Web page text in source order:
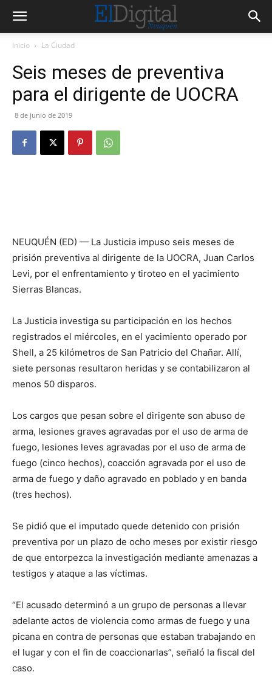
Inicio La Ciudad
Seis meses de preventiva
para el dirigente de UOCRA
8 de junio de 2019
NEUQUÉN (ED) — La Justicia impuso seis meses de
prisión preventiva al dirigente de la UOCRA, Juan Carlos
Levi, por el enfrentamiento y tiroteo en el yacimiento
Sierras Blancas.
La Justicia investiga su participación en los hechos
registrados el miércoles, en el yacimiento operado por
Shell, a 25 kilómetros de San Patricio del Chañar. Allí,
siete personas resultaron heridas y se contabilizaron al
menos 50 disparos.
Los cargos que pesan sobre el dirigente son abuso de
arma, lesiones graves agravadas por el uso de arma de
fuego, lesiones leves agravadas por el uso de arma de
fuego (cinco hechos), coacción agravada por el uso de
arma de fuego y daño agravado en poblado y en banda
(tres hechos).
Se pidió que el imputado quede detenido con prisión
preventiva por un plazo de ocho meses por existir riesgo
de que entorpezca la investigación mediante amenazas a
testigos y ataque a las víctimas.
“El acusado determinó a un grupo de personas a llevar
adelante actos de violencia como armas de fuego y una
picana en contra de personas que estaban trabajando en
el lugar y con el fin de coaccionarlas”, señaló la fiscal del
caso.